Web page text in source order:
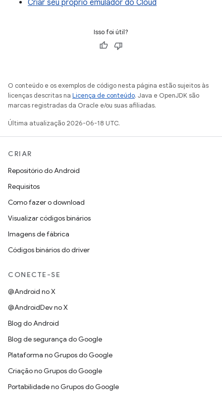
Criar seu próprio emulador do Cloud
Isso foi útil?
O conteúdo e os exemplos de código nesta página estão sujeitos às
licenças descritas na Licença de conteúdo. Java e OpenJDK são
marcas registradas da Oracle e/ou suas afiliadas.
Última atualização 2026-06-18 UTC.
CRIAR
Repositório do Android
Requisitos
Como fazer o download
Visualizar códigos binários
Imagens de fábrica
Códigos binários do driver
CONECTE-SE
@Android no X
@AndroidDev no X
Blog do Android
Blog de segurança do Google
Plataforma no Grupos do Google
Criação no Grupos do Google
Portabilidade no Grupos do Google